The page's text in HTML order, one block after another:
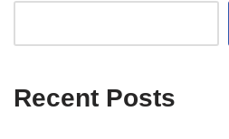
Recent Posts